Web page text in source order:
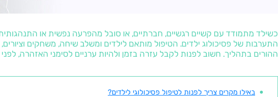
כשילד מתמודד עם קשיים רגשיים, חברתיים, או סובל מהפרעה נפשית או
התערבות של פסיכולוג ילדים. הטיפול מותאם לילדים ומשלב שיחה, משחקים
ההורים בתהליך. חשוב לפנות לקבל עזרה בזמן ולהיות ערניים לסימני האזהרה,
באילו מקרים צריך לפנות לטיפול פסיכולוגי לילדים?